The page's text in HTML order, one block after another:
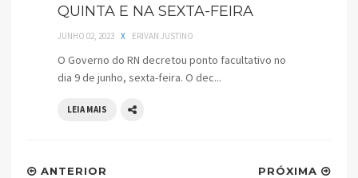
QUINTA E NA SEXTA-FEIRA
JUNHO 02, 2023 X ERIVAN JUSTINO
O Governo do RN decretou ponto facultativo no
dia 9 de junho, sexta-feira. O dec...
LEIA MAIS
PRÓXIMA
ANTERIOR